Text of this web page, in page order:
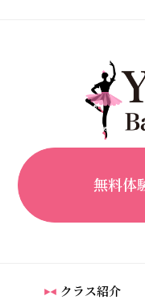
無料体
クラス紹介